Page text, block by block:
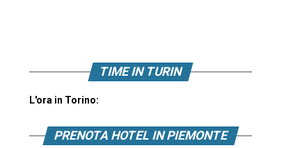
TIME IN TURIN
L'ora in Torino:
PRENOTA HOTEL IN PIEMONTE